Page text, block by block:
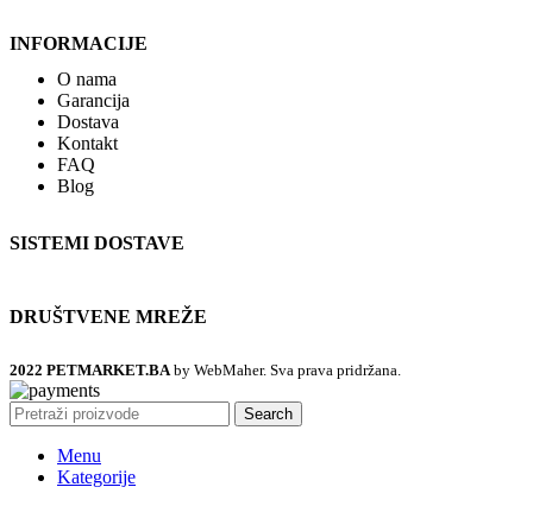
INFORMACIJE
O nama
Garancija
Dostava
Kontakt
FAQ
Blog
SISTEMI DOSTAVE
DRUŠTVENE MREŽE
2022 PETMARKET.BAby WebMaher. Sva prava pridržana.
Search
Menu
Kategorije